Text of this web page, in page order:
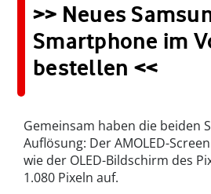
>> Neues
Smartphone im
bestellen <<
Gemeinsam haben die beiden
Auflösung: Der AMOLED-
wie der OLED-Bildschirm des
1.080 Pixeln auf.